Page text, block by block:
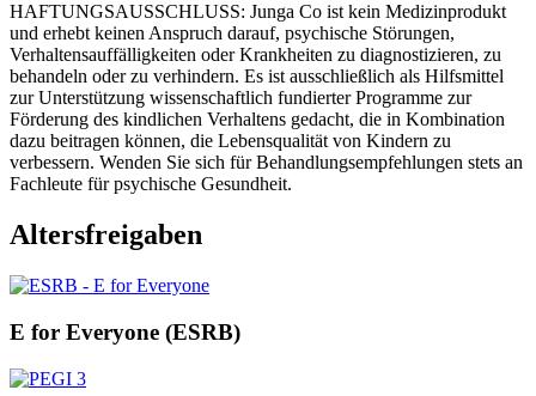
HAFTUNGSAUSSCHLUSS: Junga Co ist kein Medizinprodukt
und erhebt keinen Anspruch darauf, psychische Störungen,
Verhaltensauffälligkeiten oder Krankheiten zu diagnostizieren, zu
behandeln oder zu verhindern. Es ist ausschließlich als Hilfsmittel
zur Unterstützung wissenschaftlich fundierter Programme zur
Förderung des kindlichen Verhaltens gedacht, die in Kombination
dazu beitragen können, die Lebensqualität von Kindern zu
verbessern. Wenden Sie sich für Behandlungsempfehlungen stets an
Fachleute für psychische Gesundheit.
Altersfreigaben
E for Everyone (ESRB)